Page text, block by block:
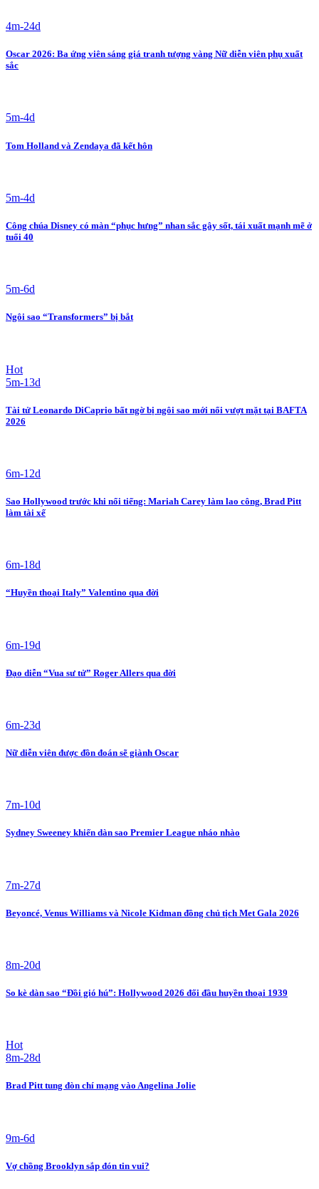
4m-24d
Oscar 2026: Ba ứng viên sáng giá tranh tượng vàng Nữ diễn viên phụ xuất
sắc
5m-4d
Tom Holland và Zendaya đã kết hôn
5m-4d
Công chúa Disney có màn “phục hưng” nhan sắc gây sốt, tái xuất mạnh mẽ ở
tuổi 40
5m-6d
Ngôi sao “Transformers” bị bắt
Hot
5m-13d
Tài tử Leonardo DiCaprio bất ngờ bị ngôi sao mới nổi vượt mặt tại BAFTA
2026
6m-12d
Sao Hollywood trước khi nổi tiếng: Mariah Carey làm lao công, Brad Pitt
làm tài xế
6m-18d
“Huyền thoại Italy” Valentino qua đời
6m-19d
Đạo diễn “Vua sư tử” Roger Allers qua đời
6m-23d
Nữ diễn viên được đồn đoán sẽ giành Oscar
7m-10d
Sydney Sweeney khiến dàn sao Premier League nháo nhào
7m-27d
Beyoncé, Venus Williams và Nicole Kidman đồng chủ tịch Met Gala 2026
8m-20d
So kè dàn sao “Đồi gió hú”: Hollywood 2026 đối đầu huyền thoại 1939
Hot
8m-28d
Brad Pitt tung đòn chí mạng vào Angelina Jolie
9m-6d
Vợ chồng Brooklyn sắp đón tin vui?